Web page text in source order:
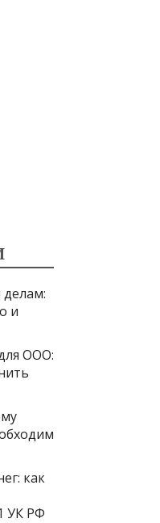
и
ООО:
как
УК РФ